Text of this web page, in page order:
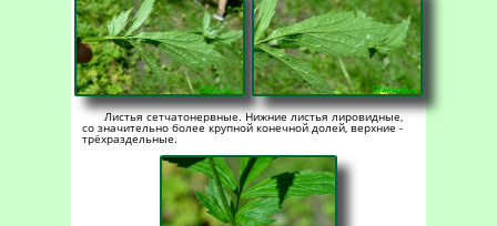
Листья сетчатонервные. Нижние листья лировидные,
со значительно более крупной конечной долей, верхние -
трёхраздельные.